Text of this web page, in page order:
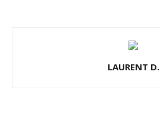
LAURENT D.